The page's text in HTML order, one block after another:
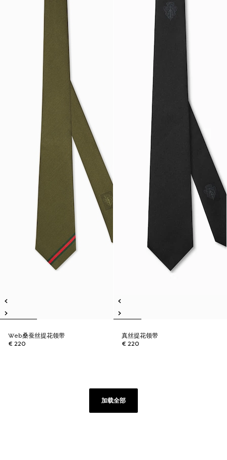
Web桑蚕丝提花领带
€ 220
真丝提花领带
€ 220
加载全部